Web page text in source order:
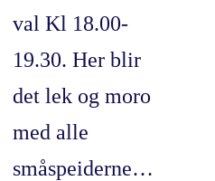
val Kl 18.00-
19.30. Her blir
det lek og moro
med alle
småspeiderne…